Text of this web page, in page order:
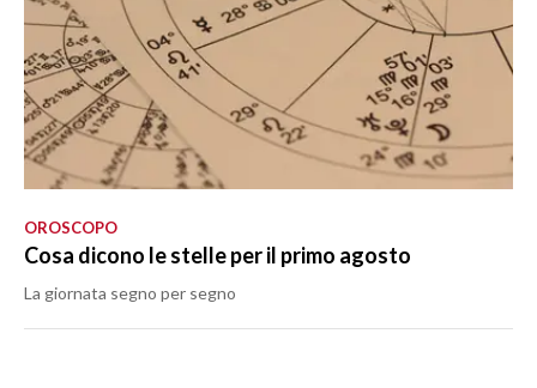
OROSCOPO
Cosa dicono le stelle per il primo agosto
La giornata segno per segno